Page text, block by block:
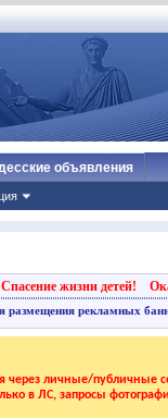
объявления
Спасение жизни детей!
размещения рекламных
через личные/публичные
в ЛС, запросы